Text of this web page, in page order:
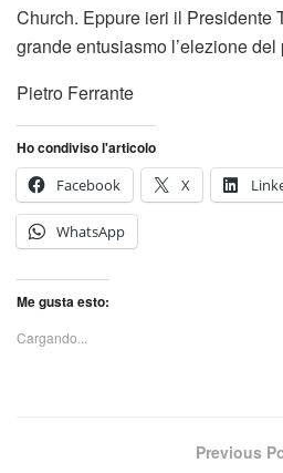
Church. Eppure ieri il Presidente
grande entusiasmo l’elezione
Pietro Ferrante
Ho condiviso l'articolo
Facebook
X
WhatsApp
Me gusta esto:
Cargando...
Previous